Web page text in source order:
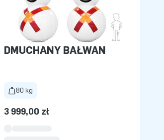
DMUCHANY BAŁWAN
80 kg
3 999,00 zł